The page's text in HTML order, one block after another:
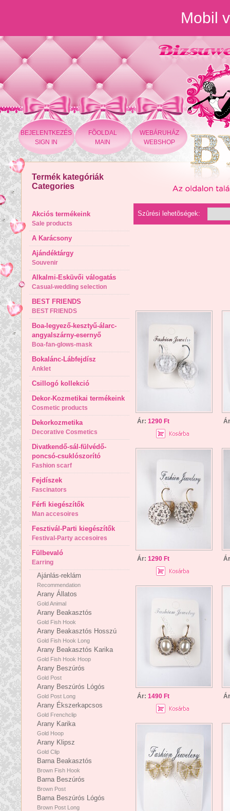
Mobil
BEJELENTKEZÉS
SIGN IN
FÕOLDAL
MAIN
WEBÁRUHÁZ
WEBSHOP
Termék kategóriák
Categories
Akciós termékeink
Sale products
A Karácsony
Ajándéktárgy
Souvenir
Alkalmi-Esküvői válogatás
Casual-wedding selection
BEST FRIENDS
BEST FRIENDS
Boa-legyező-kesztyű-álarc-
angyalszárny-esernyő
Boa-fan-glows-mask
Bokalánc-Lábfejdísz
Anklet
Csillogó kollekció
Dekor-Kozmetikai termékeink
Cosmetic products
Dekorkozmetika
Decorative Cosmetics
Divatkendő-sál-fülvédő-
poncsó-csuklószorító
Fashion scarf
Fejdíszek
Fascinators
Férfi kiegészítők
Man accesoires
Fesztivál-Parti kiegészítők
Festival-Party accesoires
Fülbevaló
Earring
Ajánlás-reklám
Recommendation
Arany Állatos
Gold Animal
Arany Beakasztós
Gold Fish Hook
Arany Beakasztós Hosszú
Gold Fish Hook Long
Arany Beakasztós Karika
Gold Fish Hook Hoop
Arany Beszúrós
Gold Post
Arany Beszúrós Lógós
Gold Post Long
Arany Ékszerkapcsos
Gold Frenchclip
Arany Karika
Gold Hoop
Arany Klipsz
Gold Clip
Barna Beakasztós
Brown Fish Hook
Barna Beszúrós
Brown Post
Barna Beszúrós Lógós
Brown Post Long
Szûrési lehetõségek:
Ár: 1290 Ft
Ár: 1290 Ft
Ár: 1490 Ft